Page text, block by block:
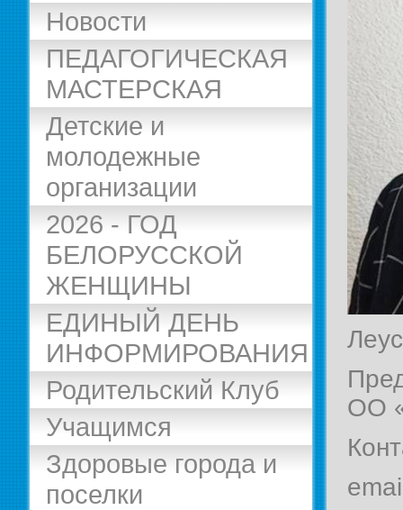
Новости
ПЕДАГОГИЧЕСКАЯ
МАСТЕРСКАЯ
Детские и
молодежные
организации
2026 - ГОД
БЕЛОРУССКОЙ
ЖЕНЩИНЫ
ЕДИНЫЙ ДЕНЬ
ИНФОРМИРОВАНИЯ
Родительский Клуб
Учащимся
Здоровые города и
поселки
ОО